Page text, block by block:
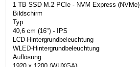
1 TB SSD M.2 PCIe - NVM Express (NVMe)
Bildschirm
Typ
40,6 cm (16") - IPS
LCD-Hintergrundbeleuchtung
WLED-Hintergrundbeleuchtung
Auflösung
1920 x 1200 (WUXGA)